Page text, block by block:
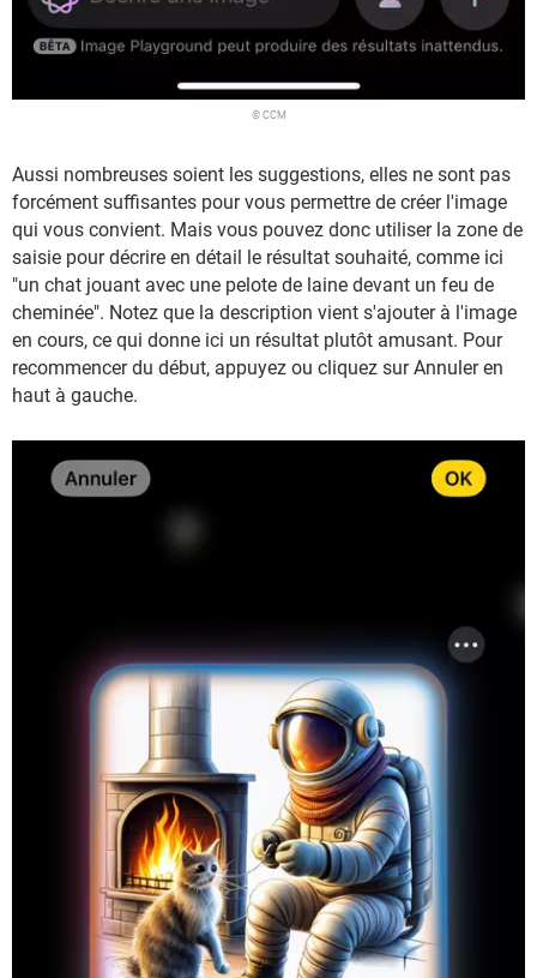
© CCM
Aussi nombreuses soient les suggestions, elles ne sont pas
forcément suffisantes pour vous permettre de créer l'image
qui vous convient. Mais vous pouvez donc utiliser la zone de
saisie pour décrire en détail le résultat souhaité, comme ici
"un chat jouant avec une pelote de laine devant un feu de
cheminée". Notez que la description vient s'ajouter à l'image
en cours, ce qui donne ici un résultat plutôt amusant. Pour
recommencer du début, appuyez ou cliquez sur Annuler en
haut à gauche.